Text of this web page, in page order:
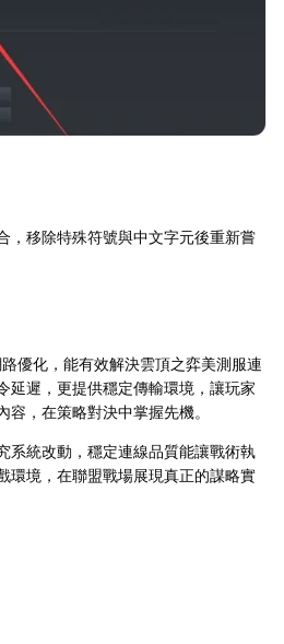
，移除特殊符號與中文字元後重新嘗
優化，能有效解決雲頂之弈美測服連
延遲，更提供穩定傳輸環境，讓玩家
，在策略對決中掌握先機。
系統改動，穩定連線品質能讓戰術執
環境，在聯盟戰場展現真正的謀略實